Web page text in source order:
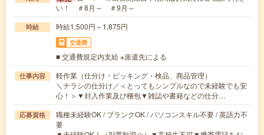
い！ ＃8月～ ＃9月～
時給 時給1,500円～1,875円
交通費
■ 交通費規定内支給 ※派遣先による
仕事内容
軽作業（仕分け・ピッキング・検品、商品管理）
＼チラシの仕分け／＜とってもシンプルなので未経験でも安
心！＞▼封入作業及び梱包▼雑誌や書籍などの仕分…
応募資格
職種未経験OK / ブランクOK / パソコンスキル不要 / 英語力不
要